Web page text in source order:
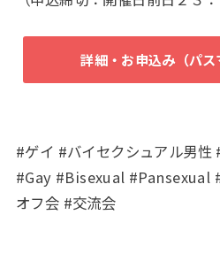
詳細・お申込み（パス
#ゲイ #バイセクシュアル男性
#Gay #Bisexual #Pansexual
オフ会 #交流会